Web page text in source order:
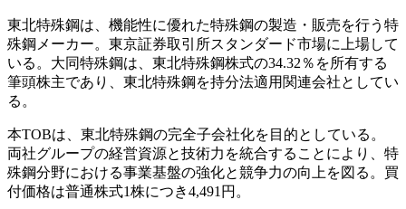
東北特殊鋼は、機能性に優れた特殊鋼の製造・販売を行う特
殊鋼メーカー。東京証券取引所スタンダード市場に上場して
いる。大同特殊鋼は、東北特殊鋼株式の34.32％を所有する
筆頭株主であり、東北特殊鋼を持分法適用関連会社としてい
る。
本TOBは、東北特殊鋼の完全子会社化を目的としている。
両社グループの経営資源と技術力を統合することにより、特
殊鋼分野における事業基盤の強化と競争力の向上を図る。買
付価格は普通株式1株につき4,491円。